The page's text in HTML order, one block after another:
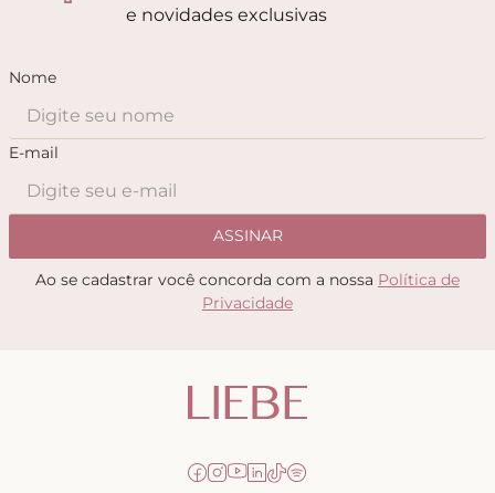
e novidades exclusivas
Nome
E-mail
ASSINAR
Ao se cadastrar você concorda com a nossa Política de
Privacidade